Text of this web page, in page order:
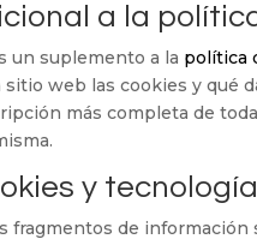
a la
un suplemento a la política
web las cookies y qué
más completa de
y
fragmentos de